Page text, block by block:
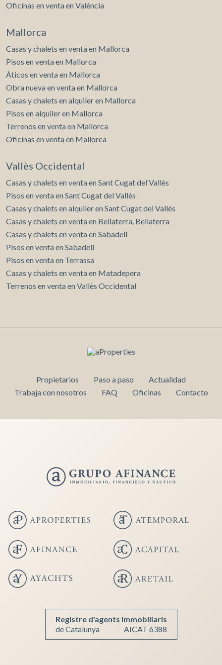
Oficinas en venta en València
Mallorca
Casas y chalets en venta en Mallorca
Pisos en venta en Mallorca
Áticos en venta en Mallorca
Obra nueva en venta en Mallorca
Casas y chalets en alquiler en Mallorca
Pisos en alquiler en Mallorca
Terrenos en venta en Mallorca
Oficinas en venta en Mallorca
Vallès Occidental
Casas y chalets en venta en Sant Cugat del Vallès
Pisos en venta en Sant Cugat del Vallès
Casas y chalets en alquiler en Sant Cugat del Vallès
Casas y chalets en venta en Bellaterra, Bellaterra
Casas y chalets en venta en Sabadell
Pisos en venta en Sabadell
Pisos en venta en Terrassa
Casas y chalets en venta en Matadepera
Terrenos en venta en Vallès Occidental
Propietarios Paso a paso
Actualidad
Trabaja con nosotros
FAQ Oficinas Contacto
Registre d'agents immobiliaris
de Catalunya
AICAT 6388